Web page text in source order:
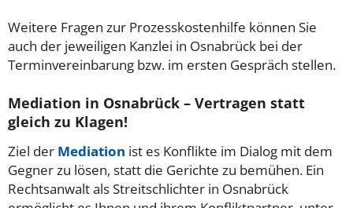
Weitere Fragen zur Prozesskostenhilfe können Sie
auch der jeweiligen Kanzlei in Osnabrück bei der
Terminvereinbarung bzw. im ersten Gespräch stellen.
Mediation in Osnabrück – Vertragen statt
gleich zu Klagen!
Ziel der Mediation ist es Konflikte im Dialog mit dem
Gegner zu lösen, statt die Gerichte zu bemühen. Ein
Rechtsanwalt als Streitschlichter in Osnabrück